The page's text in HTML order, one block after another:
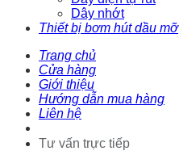
Dây nhớt
Thiết bị bơm hút dầu mỡ
Trang chủ
Cửa hàng
Giới thiệu
Hướng dẫn mua hàng
Liên hệ
Tư vấn trực tiếp